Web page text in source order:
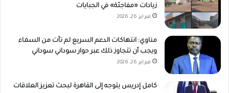
زيادات «مفاجئة» في الجبايات
فبراير 26, 2026
مناوي: انتهاكات الدعم السريع لم تأت من السماء
ويجب أن تتجاوز ذلك عبر حوار سوداني سوداني
فبراير 26, 2026
كامل إدريس يتوجه إلى القاهرة لبحث تعزيز العلاقات